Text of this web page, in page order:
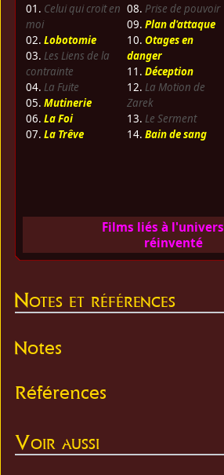
01. Celui qui croit en
moi
02. Lobotomie
03. Les Liens de la
contrainte
04. La Fuite
05. Mutinerie
06. La Foi
07. La Trêve
08. Prise de pouvoir
09. Plan d'attaque
10. Otages en
danger
11. Déception
12. La Motion de
Zarek
13. Le Serment
14. Bain de sang
Films liés à l'univers
réinventé
Notes et références
Notes
Références
Voir aussi